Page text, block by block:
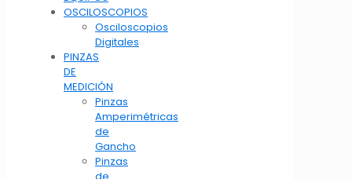
OSCILOSCOPIOS
Osciloscopios
Digitales
PINZAS
DE
MEDICIÓN
Pinzas
Amperimétricas
de
Gancho
Pinzas